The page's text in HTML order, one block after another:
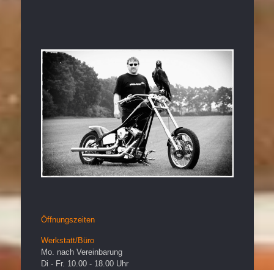
Öffnungszeiten
Werkstatt/Büro
Mo. nach Vereinbarung
Di - Fr. 10.00 - 18.00 Uhr